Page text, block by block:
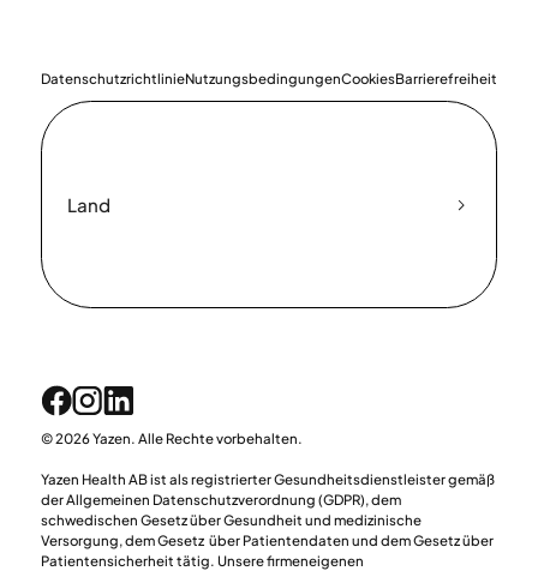
DatenschutzrichtlinieNutzungsbedingungenCookiesBarrierefreiheit
Land
© 2026 Yazen. Alle Rechte vorbehalten.
Yazen Health AB ist als registrierter Gesundheitsdienstleister gemäß
der Allgemeinen Datenschutzverordnung (GDPR), dem
schwedischen Gesetz über Gesundheit und medizinische
Versorgung, dem Gesetz über Patientendaten und dem Gesetz über
Patientensicherheit tätig. Unsere firmeneigenen